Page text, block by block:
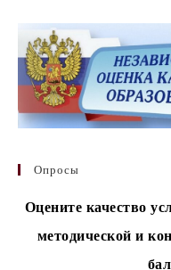
Опросы
Оцените качество
методической и